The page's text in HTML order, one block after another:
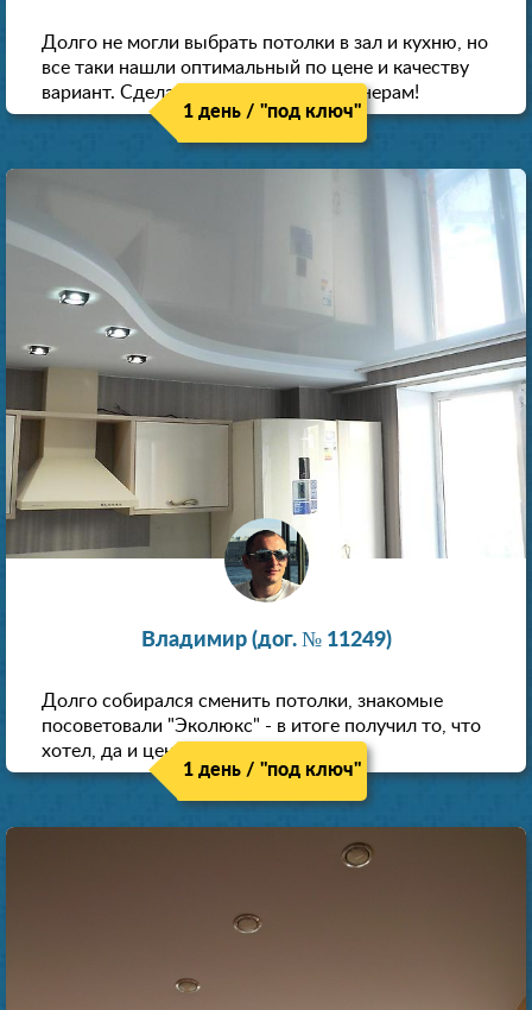
Долго не могли выбрать потолки в зал и кухню, но
все таки нашли оптимальный по цене и качеству
вариант. Сделали скидку как пенсионерам!
1 день / "под ключ"
Владимир (дог. № 11249)
Долго собирался сменить потолки, знакомые
посоветовали "Эколюкс" - в итоге получил то, что
хотел, да и цена нормальная.
1 день / "под ключ"